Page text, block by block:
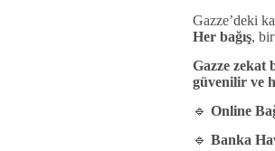
Gazze’deki
Her bağış,
Gazze zekat
güvenilir ve
🔹 Online
🔹 Banka